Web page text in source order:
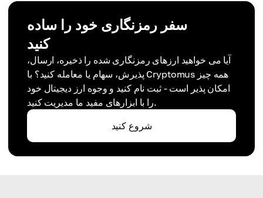
سفر رمزنگاری خود را ساده
کنید
آیا می خواهید ارزهای رمزنگاری شده را ذخیره، ارسال،
پذیرش، سهام یا معامله کنید؟ با Cryptomus همه چیز
امکان پذیر است - ثبت نام کنید و وجوه ارز دیجیتال خود
را با ابزارهای مفید ما مدیریت کنید.
شروع کنید